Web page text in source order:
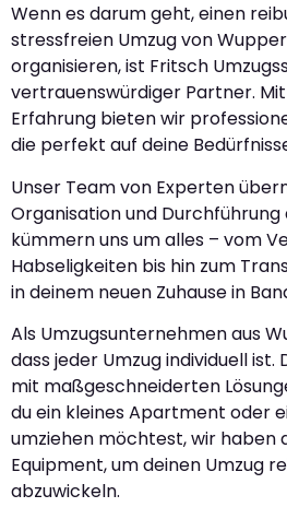
Wenn es darum geht, einen
stressfreien Umzug von
organisieren, ist Fritsch
vertrauenswürdiger Partner.
Erfahrung bieten wir
die perfekt auf deine
Unser Team von Experten
Organisation und Durchführung
kümmern uns um alles – vom
Habseligkeiten bis hin zum
in deinem neuen Zuhause in
Als Umzugsunternehmen aus
dass jeder Umzug individuell
mit maßgeschneiderten
du ein kleines Apartment oder
umziehen möchtest, wir haben
Equipment, um deinen Umzug
abzuwickeln.